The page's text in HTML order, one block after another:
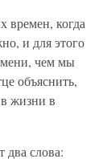
времен, когда
и для этого
чем мы
объяснить,
жизни в
два слова: